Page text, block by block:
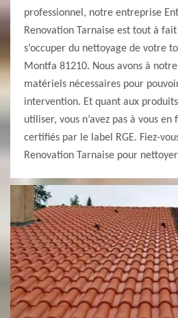
professionnel, notre entreprise
Renovation Tarnaise est tout à
s’occuper du nettoyage de votre
Montfa 81210. Nous avons à
matériels nécessaires pour
intervention. Et quant aux
utiliser, vous n’avez pas à vous
certifiés par le label RGE. Fiez-
Renovation Tarnaise pour